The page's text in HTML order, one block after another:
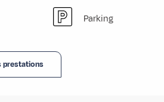
Parking
prestations